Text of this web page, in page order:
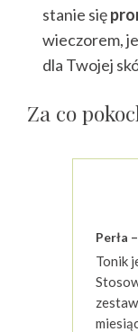
stanie się
wieczorem,
dla Twojej
Za co
Perła
Tonik